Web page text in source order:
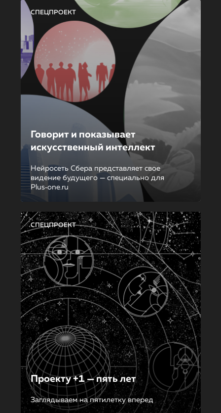
СПЕЦПРОЕКТ
Говорит и показывает
искусственный интеллект
Нейросеть Сбера представляет свое
видение будущего — специально для
Plus‑one.ru
СПЕЦПРОЕКТ
Проекту +1 — пять лет
Заглядываем на пятилетку вперед